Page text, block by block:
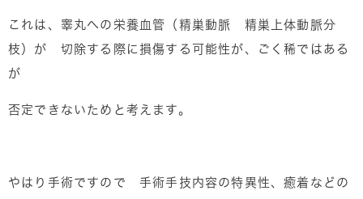
これは、睾丸への栄養血管（精巣動脈 精巣上体動脈分
枝）が 切除する際に損傷する可能性が、ごく稀ではある
が
否定できないためと考えます。
やはり手術ですので 手術手技内容の特異性、癒着などの